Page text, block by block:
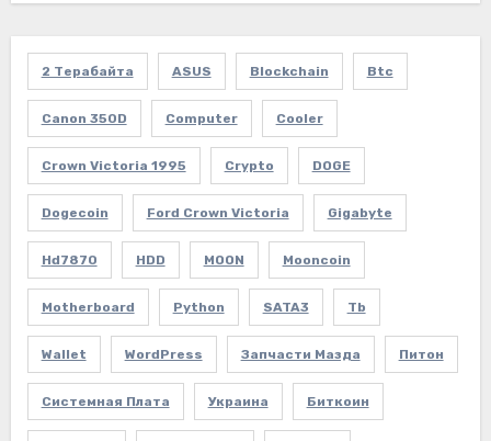
2 Терабайта ASUS Blockchain Btc
Canon 350D Computer Cooler
Crown Victoria 1995 Crypto DOGE
Dogecoin Ford Crown Victoria Gigabyte
Hd7870 HDD MOON Mooncoin
Motherboard Python SATA3 Tb
Wallet WordPress Запчасти Мазда Питон
Системная Плата Украина Биткоин